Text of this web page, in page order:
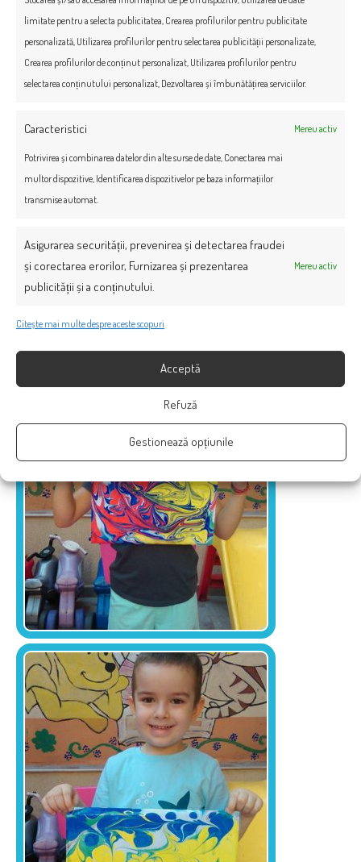
limitate pentru a selecta publicitatea, Crearea profilurilor pentru publicitate
personalizată, Utilizarea profilurilor pentru selectarea publicității personalizate,
Crearea profilurilor de conținut personalizat, Utilizarea profilurilor pentru
selectarea conținutului personalizat, Dezvoltarea și îmbunătățirea serviciilor.
Caracteristici Mereu activ
Potrivirea și combinarea datelor din alte surse de date, Conectarea mai
multor dispozitive, Identificarea dispozitivelor pe baza informațiilor
transmise automat.
Asigurarea securității, prevenirea și detectarea fraudei
și corectarea erorilor, Furnizarea și prezentarea
publicității și a conținutului.
Mereu activ
Citește mai multe despre aceste scopuri
Acceptă
Refuză
Gestionează opțiunile